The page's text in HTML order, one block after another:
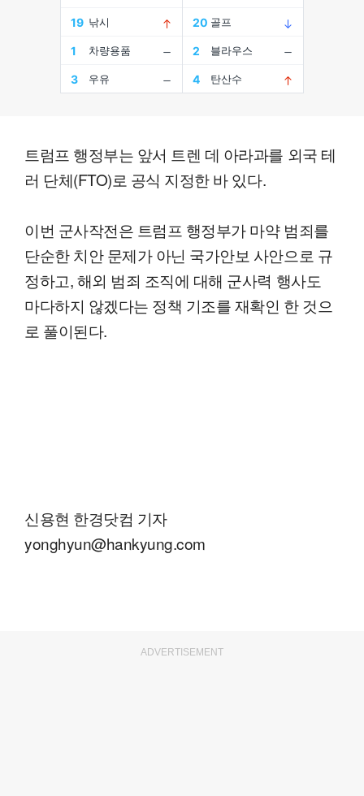
트럼프 행정부는 앞서 트렌 데 아라과를 외국 테
러 단체(FTO)로 공식 지정한 바 있다.
이번 군사작전은 트럼프 행정부가 마약 범죄를
단순한 치안 문제가 아닌 국가안보 사안으로 규
정하고, 해외 범죄 조직에 대해 군사력 행사도
마다하지 않겠다는 정책 기조를 재확인 한 것으
로 풀이된다.
신용현 한경닷컴 기자
yonghyun@hankyung.com
ADVERTISEMENT